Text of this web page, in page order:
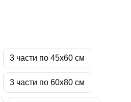
3 части по 45х60 см
3 части по 60х80 см